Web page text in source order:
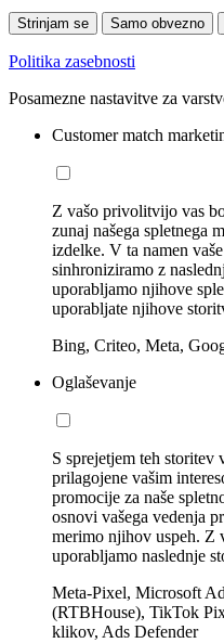
Strinjam se Samo obvezno
Politika zasebnosti
Posamezne nastavitve za
Customer match
Z vašo privolitvijo vas
zunaj našega spletnega
izdelke. V ta namen
sinhroniziramo z
uporabljamo njihove
uporabljate njihove
Bing, Criteo, Meta,
Oglaševanje
S sprejetjem teh storitev
prilagojene vašim
promocije za naše
osnovi vašega vedenja
merimo njihov uspeh. Z
uporabljamo naslednje
Meta-Pixel, Microsoft
(RTBHouse), TikTok
klikov, Ads Defender